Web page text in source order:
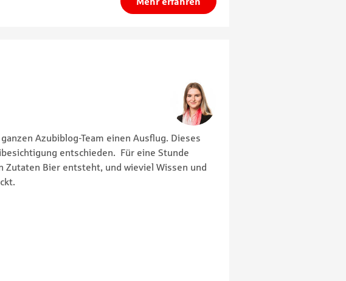
Azubiblog-Team einen Ausflug. Dieses
entschieden. Für eine Stunde
Zutaten Bier entsteht, und wieviel Wissen und